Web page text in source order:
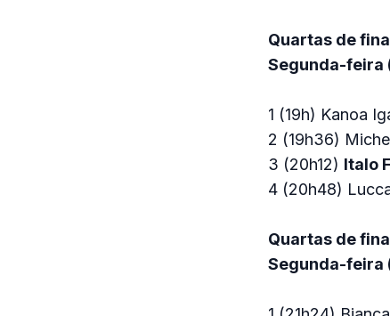
Quartas de
Segunda-feira
1 (19h) Kanoa
2 (19h36)
3 (20h12) Italo
4 (20h48)
Quartas de
Segunda-feira